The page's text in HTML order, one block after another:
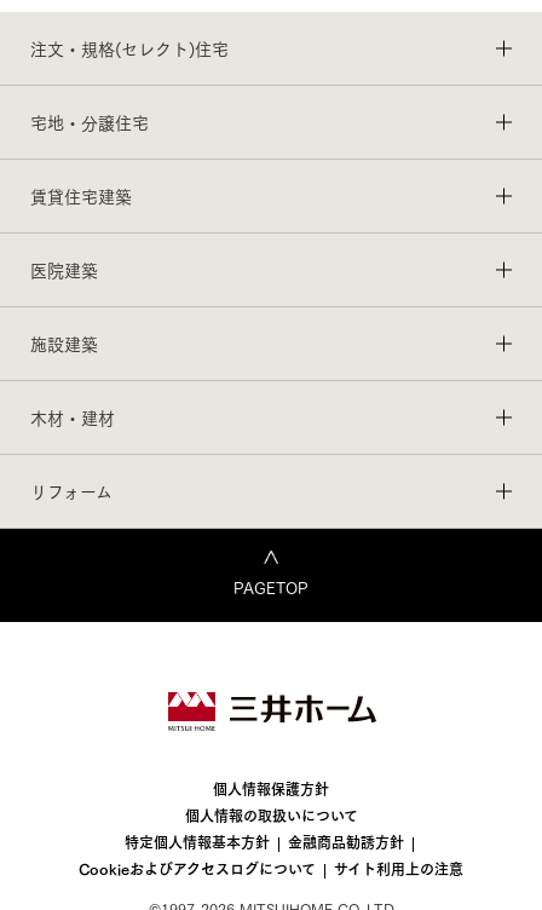
注文・規格(セレクト)住宅
宅地・分譲住宅
賃貸住宅建築
医院建築
施設建築
木材・建材
リフォーム
PAGETOP
個人情報保護方針
個人情報の取扱いについて
特定個人情報基本方針
金融商品勧誘方針
Cookieおよびアクセスログについて
サイト利用上の注意